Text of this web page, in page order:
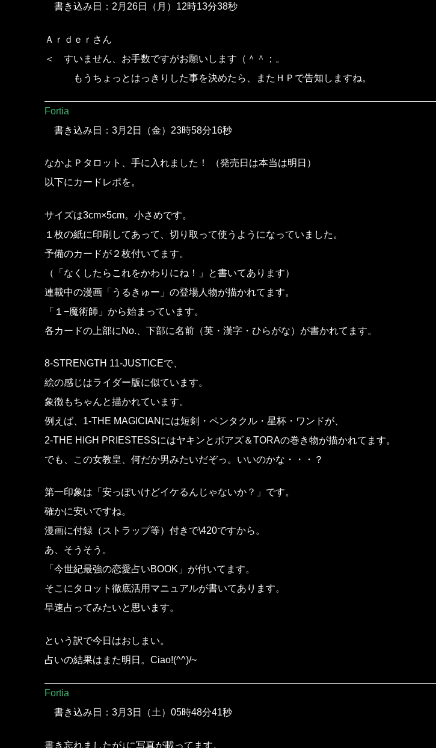
書き込み日：2月26日（月）12時13分38秒
Ａｒｄｅｒさん
＜ すいません、お手数ですがお願いします（＾＾；。
もうちょっとはっきりした事を決めたら、またＨＰで告知しますね。
Fortia
書き込み日：3月2日（金）23時58分16秒
なかよＰタロット、手に入れました！ （発売日は本当は明日）
以下にカードレポを。
サイズは3cm×5cm。小さめです。
１枚の紙に印刷してあって、切り取って使うようになっていました。
予備のカードが２枚付いてます。
（「なくしたらこれをかわりにね！」と書いてあります）
連載中の漫画「うるきゅー」の登場人物が描かれてます。
「１−魔術師」から始まっています。
各カードの上部にNo.、下部に名前（英・漢字・ひらがな）が書かれてます。
8-STRENGTH 11-JUSTICEで、
絵の感じはライダー版に似ています。
象徴もちゃんと描かれています。
例えば、1-THE MAGICIANには短剣・ペンタクル・星杯・ワンドが、
2-THE HIGH PRIESTESSにはヤキンとボアズ＆TORAの巻き物が描かれてます。
でも、この女教皇、何だか男みたいだぞっ。いいのかな・・・？
第一印象は「安っぽいけどイケるんじゃないか？」です。
確かに安いですね。
漫画に付録（ストラップ等）付きで\420ですから。
あ、そうそう。
「今世紀最強の恋愛占いBOOK」が付いてます。
そこにタロット徹底活用マニュアルが書いてあります。
早速占ってみたいと思います。
という訳で今日はおしまい。
占いの結果はまた明日。Ciao!(^^)/~
Fortia
書き込み日：3月3日（土）05時48分41秒
書き忘れましたが↓に写真が載ってます。